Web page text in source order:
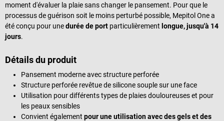
moment d'évaluer la plaie sans changer le pansement. Pour que le
processus de guérison soit le moins perturbé possible, Mepitol One a
été conçu pour unedurée de port particulièrement longue, jusqu'à 14
jours.
Détails du produit
Pansement moderne avec structure perforée
Structure perforée revêtue de silicone souple sur une face
Utilisation pour différents types de plaies douloureuses et pour
les peaux sensibles
Convient également pour une utilisation avec des gels et des